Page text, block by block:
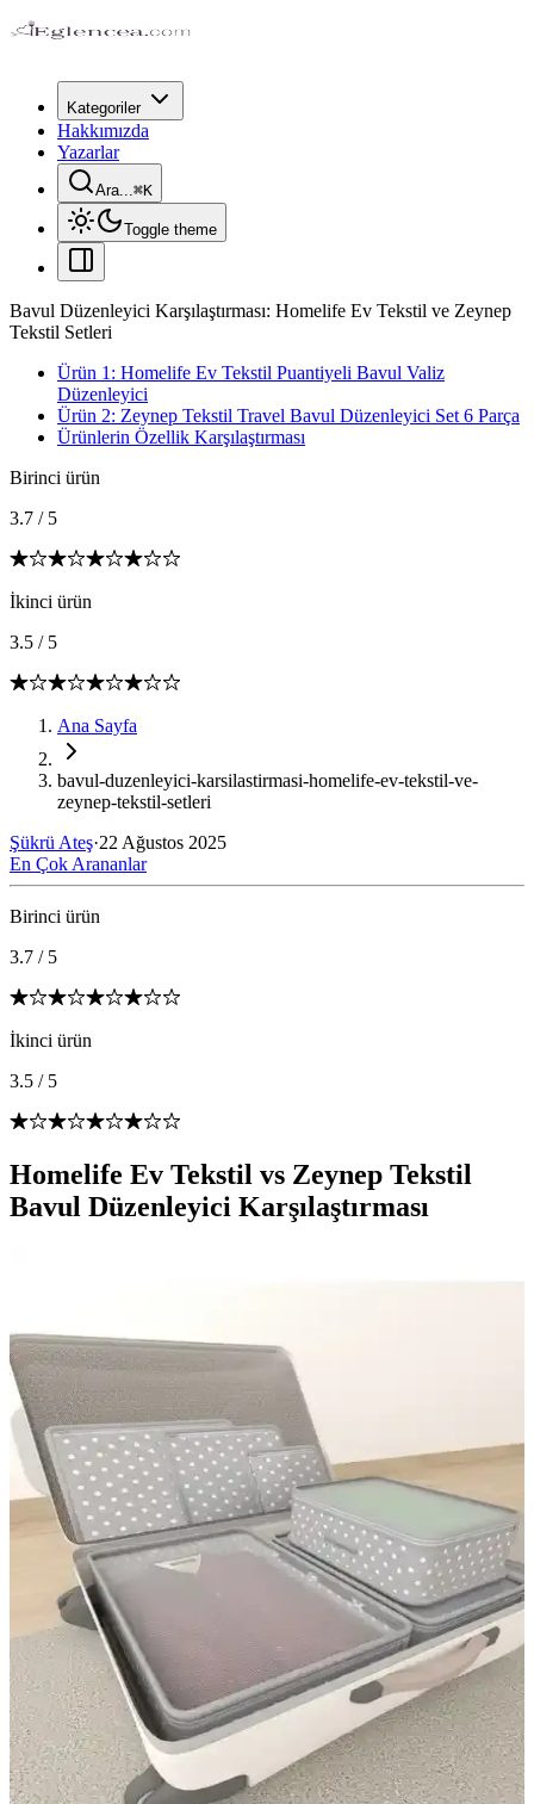
Kategoriler
Hakkımızda
Yazarlar
Ara...⌘K
Toggle theme
Bavul Düzenleyici Karşılaştırması: Homelife Ev Tekstil ve Zeynep
Tekstil Setleri
Ürün 1: Homelife Ev Tekstil Puantiyeli Bavul Valiz
Düzenleyici
Ürün 2: Zeynep Tekstil Travel Bavul Düzenleyici Set 6 Parça
Ürünlerin Özellik Karşılaştırması
Birinci ürün
3.7 / 5
İkinci ürün
3.5 / 5
Ana Sayfa
bavul-duzenleyici-karsilastirmasi-homelife-ev-tekstil-ve-
zeynep-tekstil-setleri
Şükrü Ateş·22 Ağustos 2025
En Çok Arananlar
Birinci ürün
3.7 / 5
İkinci ürün
3.5 / 5
Homelife Ev Tekstil vs Zeynep Tekstil
Bavul Düzenleyici Karşılaştırması